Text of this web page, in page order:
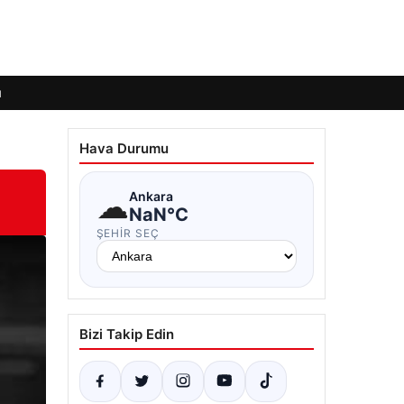
Hava Durumu
☁Ankara
NaN°C
ŞEHIR SEÇ
Bizi Takip Edin